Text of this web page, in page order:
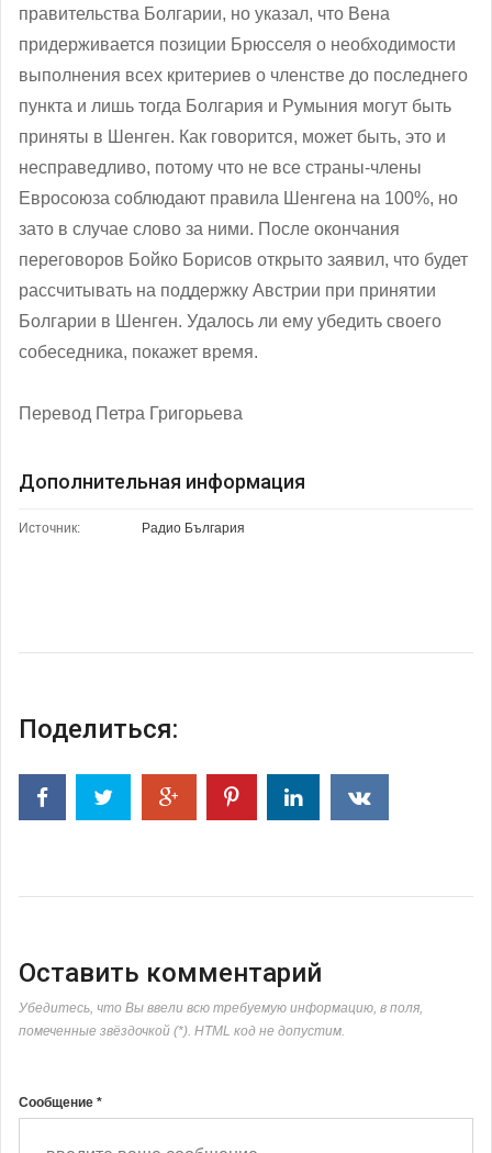
правительства Болгарии, но указал, что Вена
придерживается позиции Брюсселя о необходимости
выполнения всех критериев о членстве до последнего
пункта и лишь тогда Болгария и Румыния могут быть
приняты в Шенген. Как говорится, может быть, это и
несправедливо, потому что не все страны-члены
Евросоюза соблюдают правила Шенгена на 100%, но
зато в случае слово за ними. После окончания
переговоров Бойко Борисов открыто заявил, что будет
рассчитывать на поддержку Австрии при принятии
Болгарии в Шенген. Удалось ли ему убедить своего
собеседника, покажет время.
Перевод Петра Григорьева
Дополнительная информация
Источник: Радио България
Поделиться:
Оставить комментарий
Убедитесь, что Вы ввели всю требуемую информацию, в поля,
помеченные звёздочкой (*). HTML код не допустим.
Сообщение *